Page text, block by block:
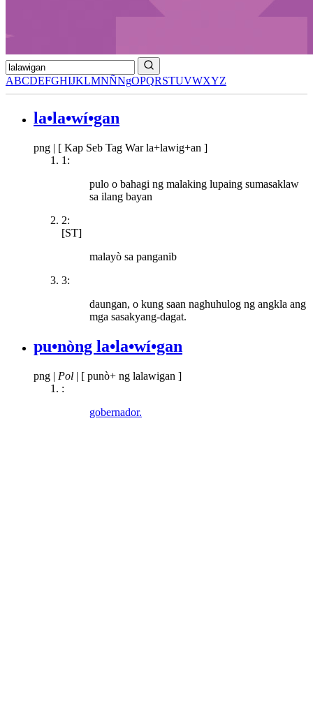
ABCDEFGHIJKLMNÑNgOPQRSTUVWXYZ
la•la•wí•gan
png | [ Kap Seb Tag War la+lawig+an ]
1:
pulo o bahagi ng malaking lupaing sumasaklaw
sa ilang bayan
2:
[ST]
malayò sa panganib
3:
daungan, o kung saan naghuhulog ng angkla ang
mga sasakyang-dagat.
pu•nòng la•la•wí•gan
png | Pol | [ punò+ ng lalawigan ]
:
gobernador.